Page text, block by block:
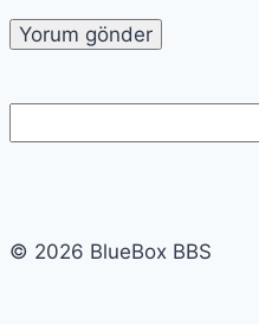
© 2026 BlueBox BBS